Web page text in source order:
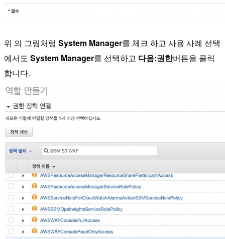
위 의 그림처럼 System Manager를 체크 하고 사용 사례 선택
에서도 System Manager를 선택하고 다음:권한버튼을 클릭
합니다.